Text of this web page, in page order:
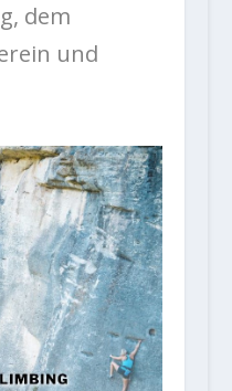
dem
und